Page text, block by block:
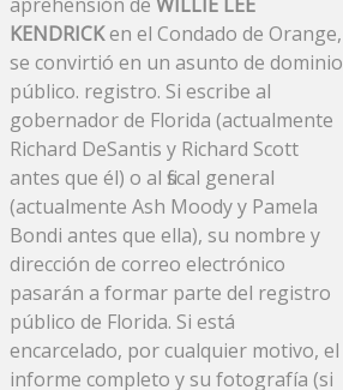
KENDRICKen el Condado de Orange,
se convirtió en un asunto de dominio
público. registro. Si escribe al
gobernador de Florida (actualmente
Richard DeSantis y Richard Scott
antes que él) o al fiscal general
(actualmente Ash Moody y Pamela
Bondi antes que ella), su nombre y
dirección de correo electrónico
pasarán a formar parte del registro
público de Florida. Si está
encarcelado, por cualquier motivo, el
informe completo y su fotografía (si